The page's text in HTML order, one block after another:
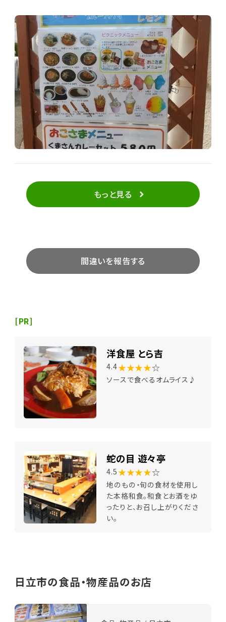
ころで休憩。 値段も安めでオススメですよ。
もっと見る
間違いを報告する
[PR]
洋食屋 とら吉
4.4★★★★☆
ソースで食べるオムライス♪
蛇の目 遊々亭
4.5 ★★★★☆
地のもの・旬の食材を使用し
た本格和食。和食とお酒をゆ
ったりと、お召し上がりくださ
い。
日立市の食品・物産品のお店